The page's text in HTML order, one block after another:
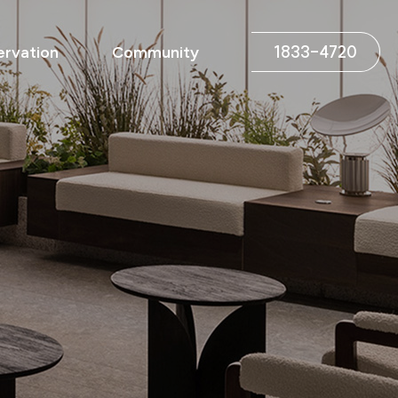
Community 1833-4720